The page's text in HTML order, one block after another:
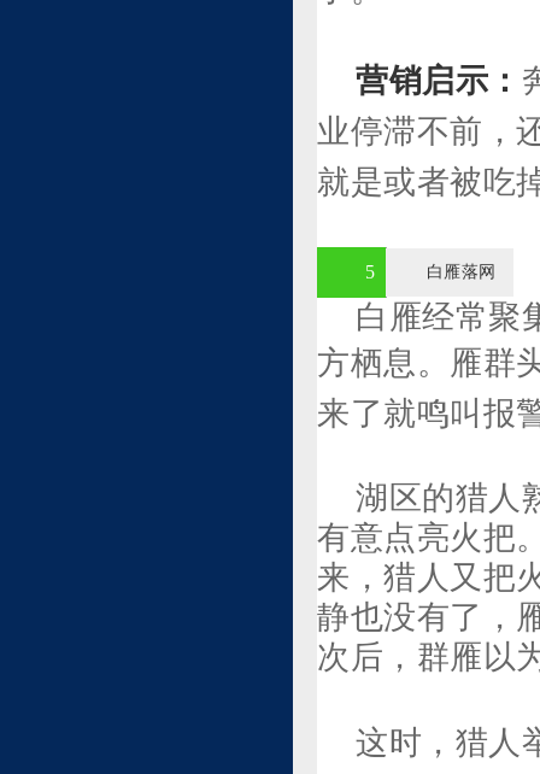
营销启示：
业停滞不前，
就是或者被吃
5 白雁落网
白雁经常聚
方栖息。 雁群
来了就鸣叫报
湖区的猎人
有意点亮火把
来，猎人又把
静也没有了，
次后，群雁以
这时，猎人